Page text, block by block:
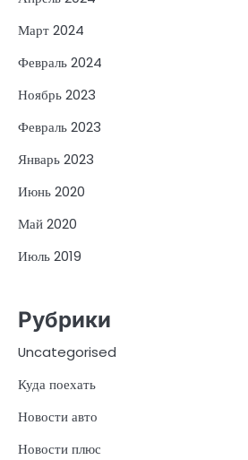
Март 2024
Февраль 2024
Ноябрь 2023
Февраль 2023
Январь 2023
Июнь 2020
Май 2020
Июль 2019
Рубрики
Uncategorised
Куда поехать
Новости авто
Новости плюс